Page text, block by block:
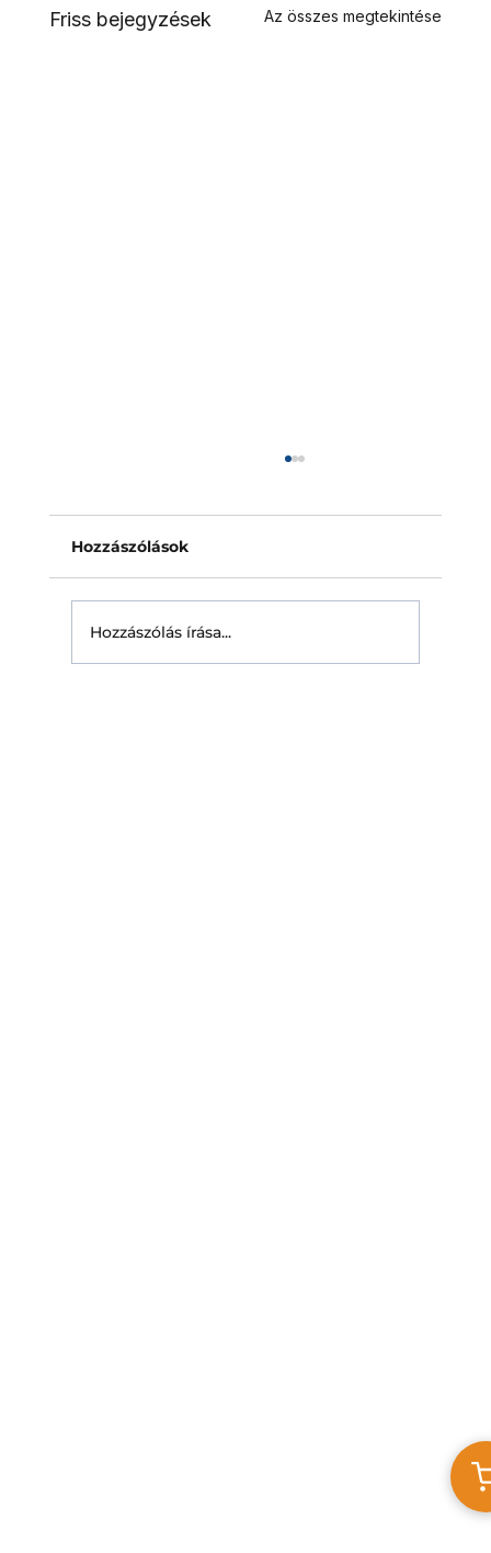
Friss bejegyzések Az összes megtekintése
A napelem biztosítás mára szinte magától
azonban csak a káreseménynél merül fel:
Hozzászólások
Hozzászólás írása...